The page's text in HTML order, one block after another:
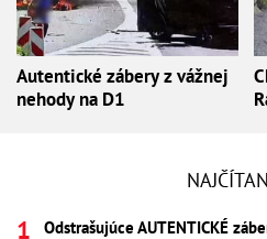
Autentické zábery z vážnej
nehody na D1
Odstrašujúce AUTENTICKÉ